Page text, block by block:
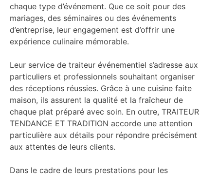
chaque type d’événement. Que ce soit pour des
mariages, des séminaires ou des événements
d’entreprise, leur engagement est d’offrir une
expérience culinaire mémorable.
Leur service de traiteur événementiel s’adresse aux
particuliers et professionnels souhaitant organiser
des réceptions réussies. Grâce à une cuisine faite
maison, ils assurent la qualité et la fraîcheur de
chaque plat préparé avec soin. En outre, TRAITEUR
TENDANCE ET TRADITION accorde une attention
particulière aux détails pour répondre précisément
aux attentes de leurs clients.
Dans le cadre de leurs prestations pour les